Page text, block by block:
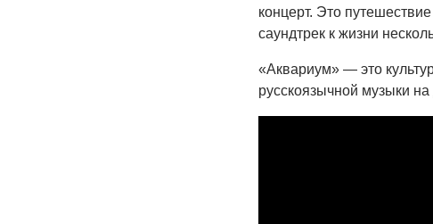
концерт. Это
саундтрек к жизни
«Аквариум» — это
русскоязычной музыки